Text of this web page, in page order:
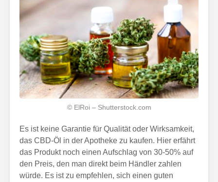
© ElRoi – Shutterstock.com
Es ist keine Garantie für Qualität oder Wirksamkeit,
das CBD-Öl in der Apotheke zu kaufen. Hier erfährt
das Produkt noch einen Aufschlag von 30-50% auf
den Preis, den man direkt beim Händler zahlen
würde. Es ist zu empfehlen, sich einen guten